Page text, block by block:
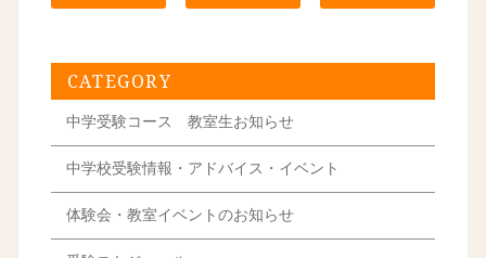
CATEGORY
中学受験コース 教室生お知らせ
中学校受験情報・アドバイス・イベント
体験会・教室イベントのお知らせ